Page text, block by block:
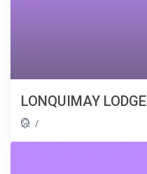
LONQUIMAY LODGE
/